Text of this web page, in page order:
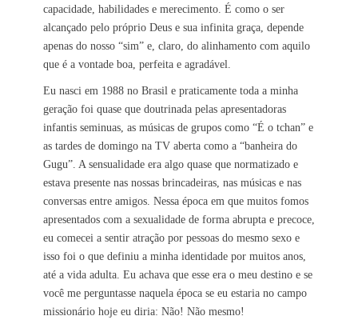
capacidade, habilidades e merecimento. É como o ser
alcançado pelo próprio Deus e sua infinita graça, depende
apenas do nosso “sim” e, claro, do alinhamento com aquilo
que é a vontade boa, perfeita e agradável.
Eu nasci em 1988 no Brasil e praticamente toda a minha
geração foi quase que doutrinada pelas apresentadoras
infantis seminuas, as músicas de grupos como “É o tchan” e
as tardes de domingo na TV aberta como a “banheira do
Gugu”. A sensualidade era algo quase que normatizado e
estava presente nas nossas brincadeiras, nas músicas e nas
conversas entre amigos. Nessa época em que muitos fomos
apresentados com a sexualidade de forma abrupta e precoce,
eu comecei a sentir atração por pessoas do mesmo sexo e
isso foi o que definiu a minha identidade por muitos anos,
até a vida adulta. Eu achava que esse era o meu destino e se
você me perguntasse naquela época se eu estaria no campo
missionário hoje eu diria: Não! Não mesmo!